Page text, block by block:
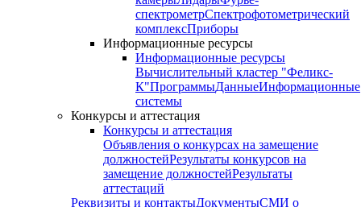
спектрометрСпектрофотометрический
комплексПриборы
Информационные ресурсы
Информационные ресурсы
Вычислительный кластер "Феликс-
К"ПрограммыДанныеИнформационные
системы
Конкурсы и аттестация
Конкурсы и аттестация
Объявления о конкурсах на замещение
должностейРезультаты конкурсов на
замещение должностейРезультаты
аттестаций
Реквизиты и контактыДокументыСМИ о